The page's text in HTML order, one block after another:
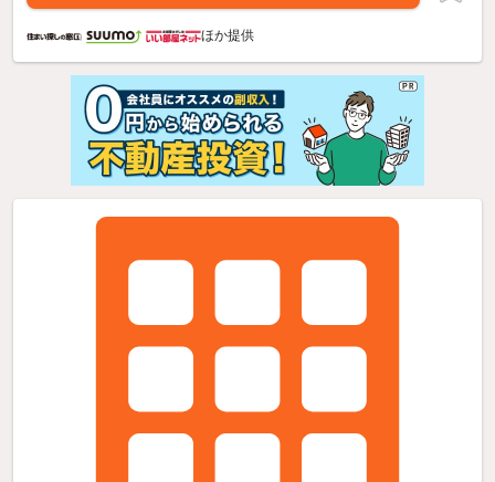
ほか提供